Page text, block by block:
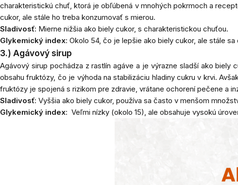
charakteristickú chuť, ktorá je obľúbená v mnohých pokrmoch a
cukor, ale stále ho treba konzumovať s mierou.
Sladivosť: Mierne nižšia ako biely cukor, s charakteristickou chuťou.
Glykemický index: Okolo 54, čo je lepšie ako biely cukor, ale stále
3.) Agávový sirup
Agávový sirup pochádza z rastlín agáve a je výrazne sladší ako
obsahu fruktózy, čo je výhoda na stabilizáciu hladiny cukru v krvi.
fruktózy je spojená s rizikom pre zdravie, vrátane ochorení pečene a
Sladivosť: Vyššia ako biely cukor, používa sa často v menšom
Glykemický index: Veľmi nízky (okolo 15), ale obsahuje vysokú